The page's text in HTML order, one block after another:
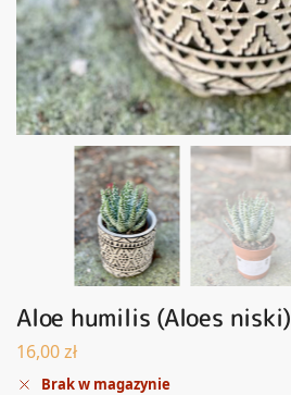
Aloe humilis (Aloes niski)
16,00zł
Brak w magazynie